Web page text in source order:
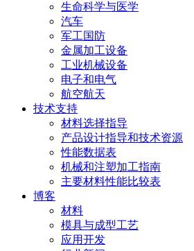
生命科学与医学
汽车
军工国防
金属加工设备
工业机械设备
电子和电气
航空航天
技术支持
材料选择指导
产品设计指导和技术资源
性能数据表
机械和注塑加工指南
主要材料性能比较表
博客
材料
模具与成型工艺
应用开发